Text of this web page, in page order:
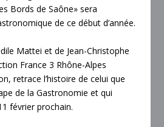
Bords de Saône» sera
de ce début d’année.
Mattei et de Jean-Christophe
France 3 Rhône-Alpes
retrace l’histoire de celui que
de la Gastronomie et qui
février prochain.